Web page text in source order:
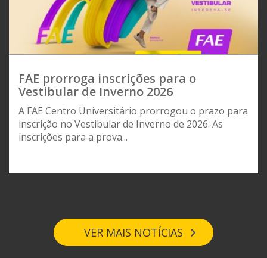
FAE prorroga inscrições para o
Vestibular de Inverno 2026
A FAE Centro Universitário prorrogou o prazo para
inscrição no Vestibular de Inverno de 2026. As
inscrições para a prova...
VER MAIS NOTÍCIAS